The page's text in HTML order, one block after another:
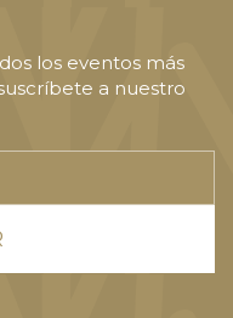
los eventos más
a nuestro